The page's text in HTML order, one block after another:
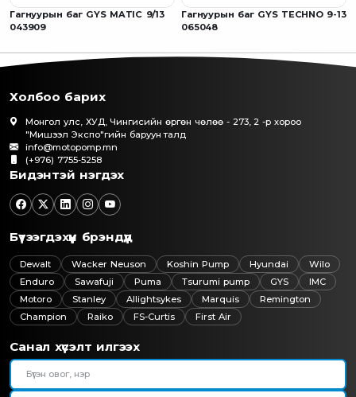
Гагнуурын баг GYS MATIC 9/13
043909
Гагнуурын баг GYS TECHNO 9-13
065048
Холбоо барих
Монгол улс, ХУД, Чингисийн өргөн чөлөө - 273, 2 -р хороо
"Мишээл Экспо"гийн баруун талд
info@motopomp.mn
(+976) 7755-5258
Бидэнтэй нэгдэх
Бүтээгдэхүүн брэндүүд
Dewalt Wacker Neuson Koshin Pump Hyundai
Wilo
Enduro
Sawafuji Puma Tsurumi pump GYS
IMC
Motoro
Stanley Allightsykes Marquis
Remington
Champion
Raiko FS-Curtis First Air
Санал хүсэлт илгээх